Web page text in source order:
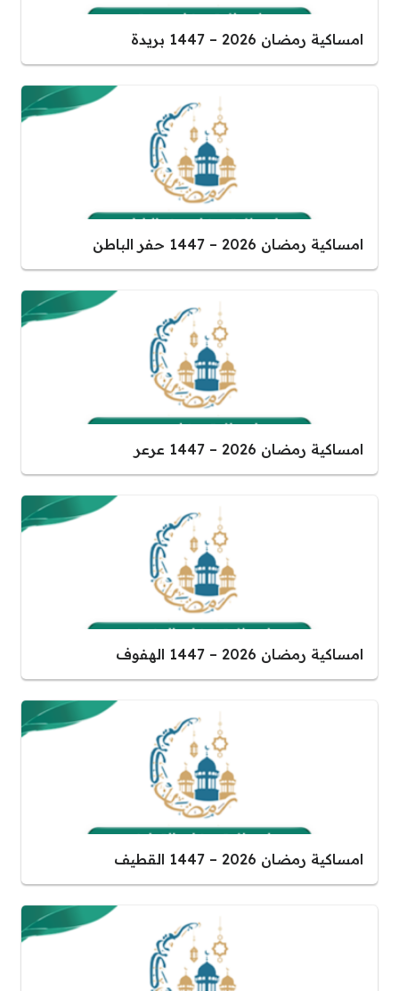
امساكية رمضان 2026 – 1447 بريدة
امساكية رمضان 2026 – 1447 حفر الباطن
امساكية رمضان 2026 – 1447 عرعر
امساكية رمضان 2026 – 1447 الهفوف
امساكية رمضان 2026 – 1447 القطيف